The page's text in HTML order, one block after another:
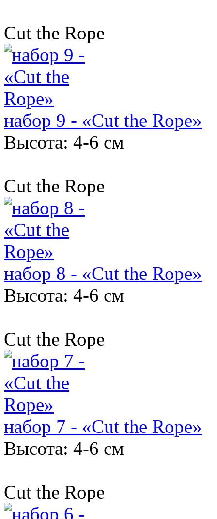
Cut the Rope
набор 9 - «Cut the Rope»
Высота: 4-6 см
Cut the Rope
набор 8 - «Cut the Rope»
Высота: 4-6 см
Cut the Rope
набор 7 - «Cut the Rope»
Высота: 4-6 см
Cut the Rope